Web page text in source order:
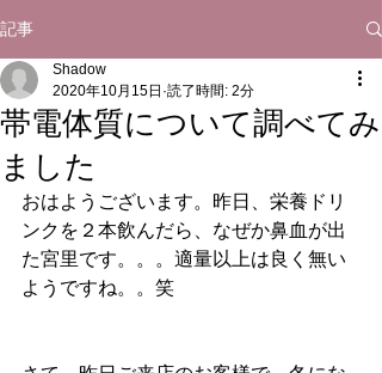
記事
帯電体質について調べてみ
ました
Shadow
2020年10月15日 読了時間: 2分
おはようございます。昨日、栄養ドリ
ンクを２本飲んだら、なぜか鼻血が出
た宮里です。。。適量以上は良く無い
ようですね。。笑